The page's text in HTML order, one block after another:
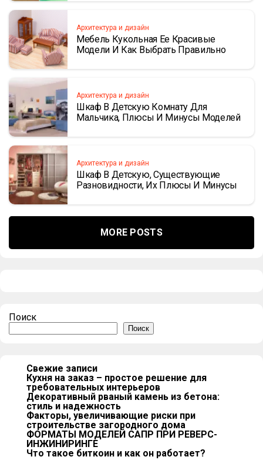
Архитектура и дизайн
Мебель Кукольная Ее Красивые
Модели И Как Выбрать Правильно
Архитектура и дизайн
Шкаф В Детскую Комнату Для
Мальчика, Плюсы И Минусы Моделей
Архитектура и дизайн
Шкаф В Детскую, Существующие
Разновидности, Их Плюсы И Минусы
MORE POSTS
Поиск
Поиск
Свежие записи
Кухня на заказ – простое решение для
требовательных интерьеров
Декоративный рваный камень из бетона:
стиль и надежность
Факторы, увеличивающие риски при
строительстве загородного дома
ФОРМАТЫ МОДЕЛЕЙ САПР ПРИ РЕВЕРС-
ИНЖИНИРИНГЕ
Что такое биткоин и как он работает?